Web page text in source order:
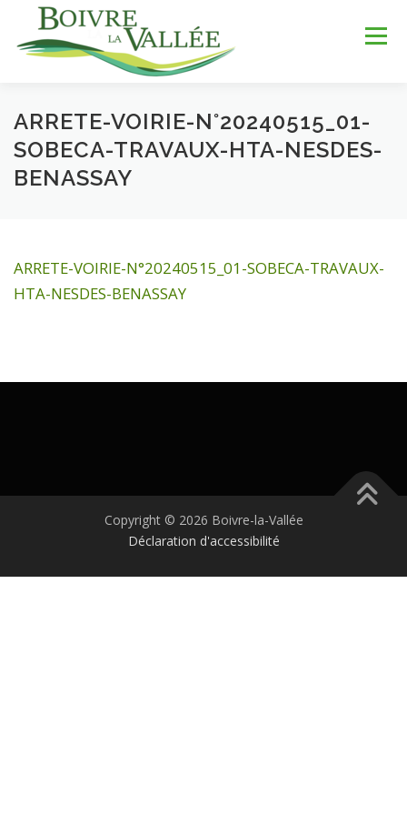
contenu
Menu
LA COMMUNE SERVICES JEUNESSE
ARRETE-VOIRIE-N°20240515_01-
SOBECA-TRAVAUX-HTA-NESDES-
BENASSAY
ARRETE-VOIRIE-N°20240515_01-SOBECA-TRAVAUX-
HTA-NESDES-BENASSAY
Copyright © 2026 Boivre-la-Vallée
Déclaration d'accessibilité